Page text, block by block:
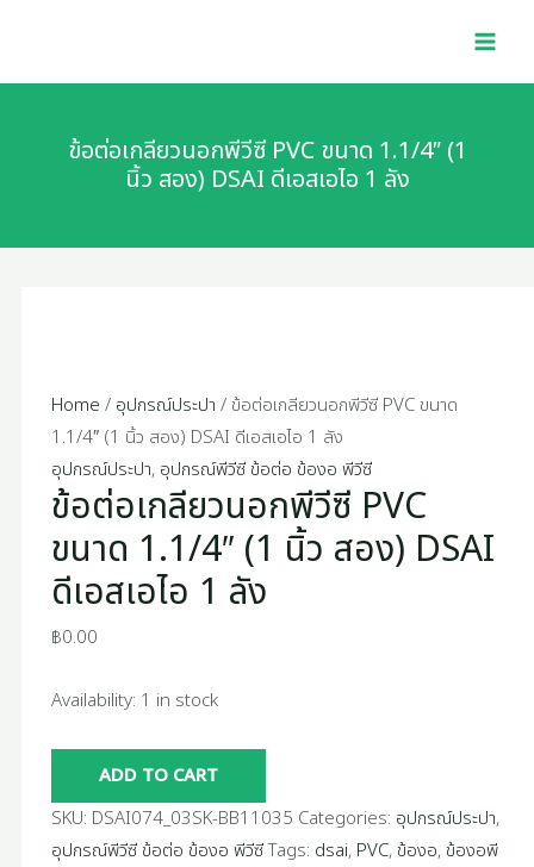
content
ข้อต่อเกลียวนอกพีวีซี PVC ขนาด 1.1/4″ (1
นิ้ว สอง) DSAI ดีเอสเอไอ 1 ลัง
Home / อุปกรณ์ประปา / ข้อต่อเกลียวนอกพีวีซี PVC ขนาด
1.1/4″ (1 นิ้ว สอง) DSAI ดีเอสเอไอ 1 ลัง
อุปกรณ์ประปา, อุปกรณ์พีวีซี ข้อต่อ ข้องอ พีวีซี
ข้อต่อเกลียวนอกพีวีซี PVC
ขนาด 1.1/4″ (1 นิ้ว สอง) DSAI
ดีเอสเอไอ 1 ลัง
฿0.00
Availability: 1 in stock
เกลียว
DSAI
ดี
เอ
ส
1
ลัง
quantity
ADD TO CART
SKU: DSAI074_03SK-BB11035 Categories: อุปกรณ์ประปา,
อุปกรณ์พีวีซี ข้อต่อ ข้องอ พีวีซีTags: dsai, PVC,ข้องอ,ข้องอพี